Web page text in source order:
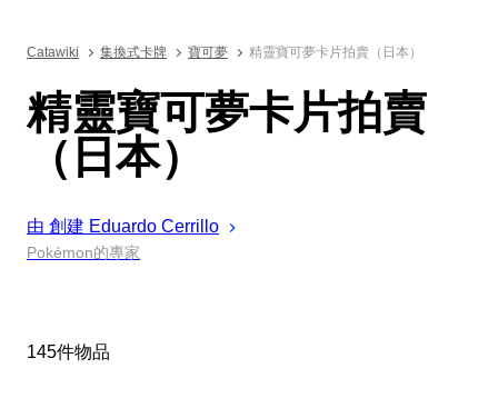
Catawiki 集換式卡牌 寶可夢 精靈寶可夢卡片拍賣（日本）
精靈寶可夢卡片拍賣
（日本）
由 創建 Eduardo Cerrillo
Pokémon的專家
145件物品